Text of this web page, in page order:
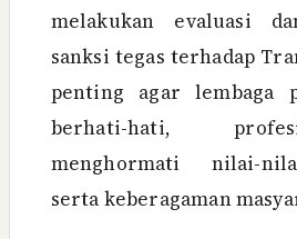
melakukan evaluasi
sanksi tegas terhadap
penting agar lembaga
berhati-hati,
menghormati nilai-
serta keberagaman